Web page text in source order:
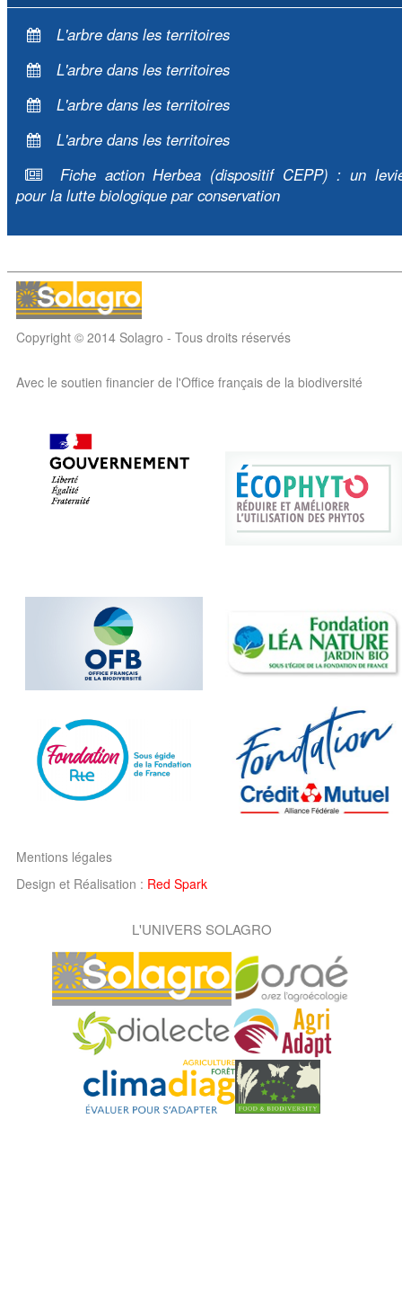
L'arbre dans les territoires
L'arbre dans les territoires
L'arbre dans les territoires
L'arbre dans les territoires
Fiche action Herbea (dispositif CEPP) : un
pour la lutte biologique par conservation
Copyright © 2014 Solagro - Tous droits réservés
Avec le soutien financier de l'Office français de la biodiversité
Mentions légales
Design et Réalisation : Red Spark
L'UNIVERS SOLAGRO